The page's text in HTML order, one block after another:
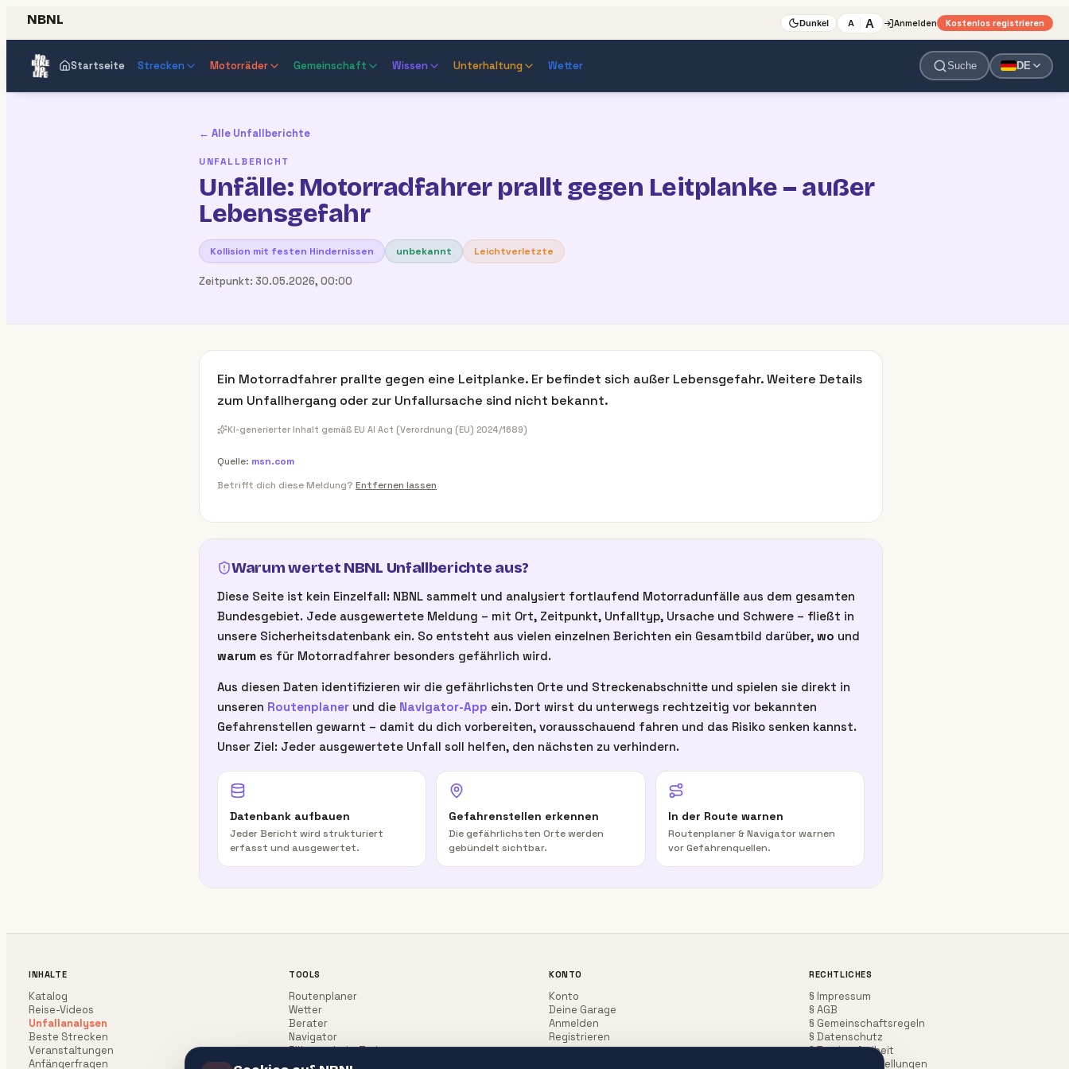
NBNL Dunkel A A Anmelden Kostenlos registrieren
Startseite Strecken Motorräder Gemeinschaft Wissen Unterhaltung Wetter Suche DE
← Alle Unfallberichte
UNFALLBERICHT
Unfälle: Motorradfahrer prallt gegen Leitplanke – außer
Lebensgefahr
Kollision mit festen Hindernissen unbekannt Leichtverletzte
Zeitpunkt: 30.05.2026, 00:00
Ein Motorradfahrer prallte gegen eine Leitplanke. Er befindet sich außer Lebensgefahr. Weitere Details
zum Unfallhergang oder zur Unfallursache sind nicht bekannt.
KI-generierter Inhalt gemäß EU AI Act (Verordnung (EU) 2024/1689)
Quelle: msn.com
Betrifft dich diese Meldung? Entfernen lassen
Warum wertet NBNL Unfallberichte aus?
Diese Seite ist kein Einzelfall: NBNL sammelt und analysiert fortlaufend Motorradunfälle aus dem gesamten
Bundesgebiet. Jede ausgewertete Meldung – mit Ort, Zeitpunkt, Unfalltyp, Ursache und Schwere – fließt in
unsere Sicherheitsdatenbank ein. So entsteht aus vielen einzelnen Berichten ein Gesamtbild darüber, wo und
warum es für Motorradfahrer besonders gefährlich wird.
Aus diesen Daten identifizieren wir die gefährlichsten Orte und Streckenabschnitte und spielen sie direkt in
unseren Routenplaner und die Navigator-App ein. Dort wirst du unterwegs rechtzeitig vor bekannten
Gefahrenstellen gewarnt – damit du dich vorbereiten, vorausschauend fahren und das Risiko senken kannst.
Unser Ziel: Jeder ausgewertete Unfall soll helfen, den nächsten zu verhindern.
Datenbank aufbauen
Jeder Bericht wird strukturiert
erfasst und ausgewertet.
Gefahrenstellen erkennen
Die gefährlichsten Orte werden
gebündelt sichtbar.
In der Route warnen
Routenplaner & Navigator warnen
vor Gefahrenquellen.
INHALTE
Katalog
Reise-Videos
Unfallanalysen
Beste Strecken
Veranstaltungen
Anfängerfragen
TOOLS
Routenplaner
Wetter
Berater
Navigator
Führerschein-Trainer
KONTO
Konto
Deine Garage
Anmelden
Registrieren
RECHTLICHES
§ Impressum
§ AGB
§ Gemeinschaftsregeln
§ Datenschutz
§ Barrierefreiheit
Cookie-Einstellungen